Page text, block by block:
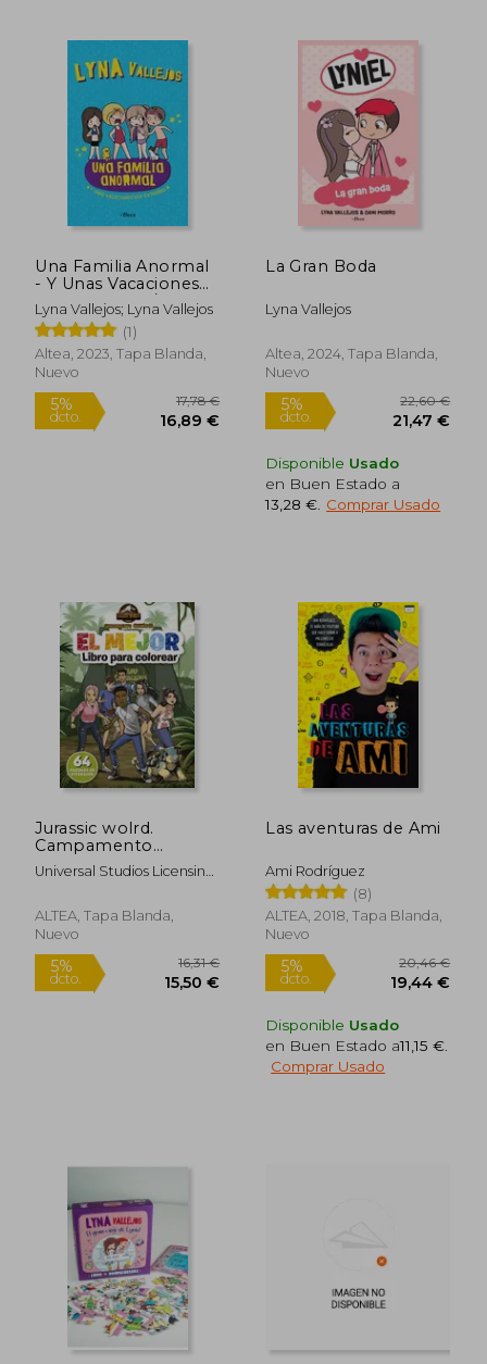
5%
dcto.
Una Familia Anormal
- Y Unas Vacaciones
Muy Extrañas / An
Abnormal Family and
a Very Strange
Vacation
Lyna Vallejos; Lyna Vallejos
(1)
Altea, 2023, Tapa Blanda,
Nuevo
La Gran Boda
Lyna Vallejos
Altea, 2024, Tapa Blanda,
Nuevo
Disponible Usado
en Buen Estado a
13,28 € Comprar Usado
Jurassic wolrd.
Campamento
Cretácico - el mejor
libro para colorear
Universal Studios Licensing
ALTEA, Tapa Blanda,
Nuevo
Las aventuras de Ami
Ami Rodríguez
(8)
ALTEA, 2018, Tapa Blanda,
Nuevo
Disponible Usado
en Buen Estado a11,15 €
Comprar Usado